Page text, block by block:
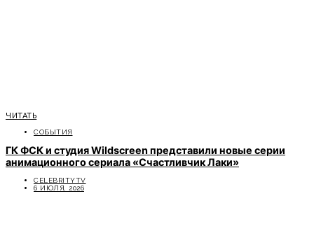
ЧИТАТЬ
СОБЫТИЯ
ГК ФСК и студия Wildscreen представили новые серии
анимационного сериала «Счастливчик Лаки»
CELEBRITYTV
6 ИЮЛЯ, 2026